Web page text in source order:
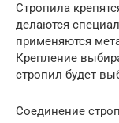
Стропила
делаются
применяются
Крепление
стропил будет
Соединение